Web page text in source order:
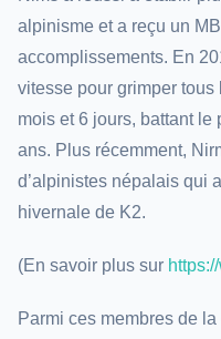
alpinisme et a reçu un
accomplissements. En
vitesse pour grimper
mois et 6 jours, battant le
ans. Plus récemment,
d’alpinistes népalais qui
hivernale de K2.
(En savoir plus sur
Parmi ces membres de